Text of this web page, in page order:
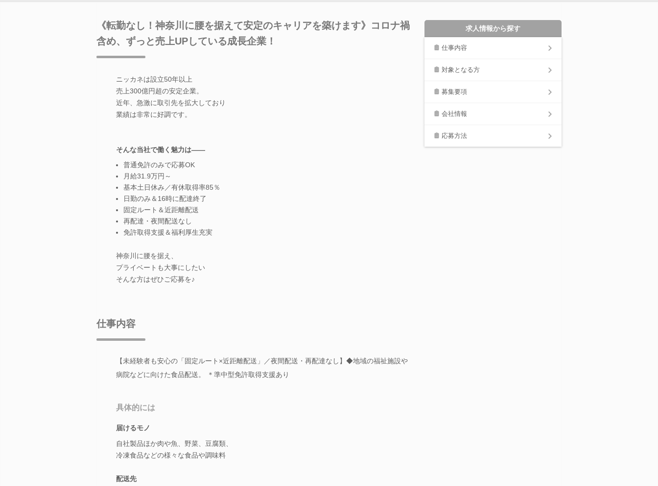
《転勤なし！神奈川に腰を据えて安定のキャリアを築けます》コロナ禍
含め、ずっと売上UPしている成長企業！
ニッカネは設立50年以上
売上300億円超の安定企業。
近年、急激に取引先を拡大しており
業績は非常に好調です。
そんな当社で働く魅力は――
普通免許のみで応募OK
月給31.9万円～
基本土日休み／有休取得率85％
日勤のみ＆16時に配達終了
固定ルート＆近距離配送
再配達・夜間配送なし
免許取得支援＆福利厚生充実
神奈川に腰を据え、
プライベートも大事にしたい
そんな方はぜひご応募を♪
仕事内容
【未経験者も安心の「固定ルート×近距離配送」／夜間配送・再配達なし】◆地域の福祉施設や
病院などに向けた食品配送。 ＊準中型免許取得支援あり
具体的には
届けるモノ
自社製品ほか肉や魚、野菜、豆腐類、
冷凍食品などの様々な食品や調味料
配送先
求人情報から探す
仕事内容
対象となる方
募集要項
会社情報
応募方法